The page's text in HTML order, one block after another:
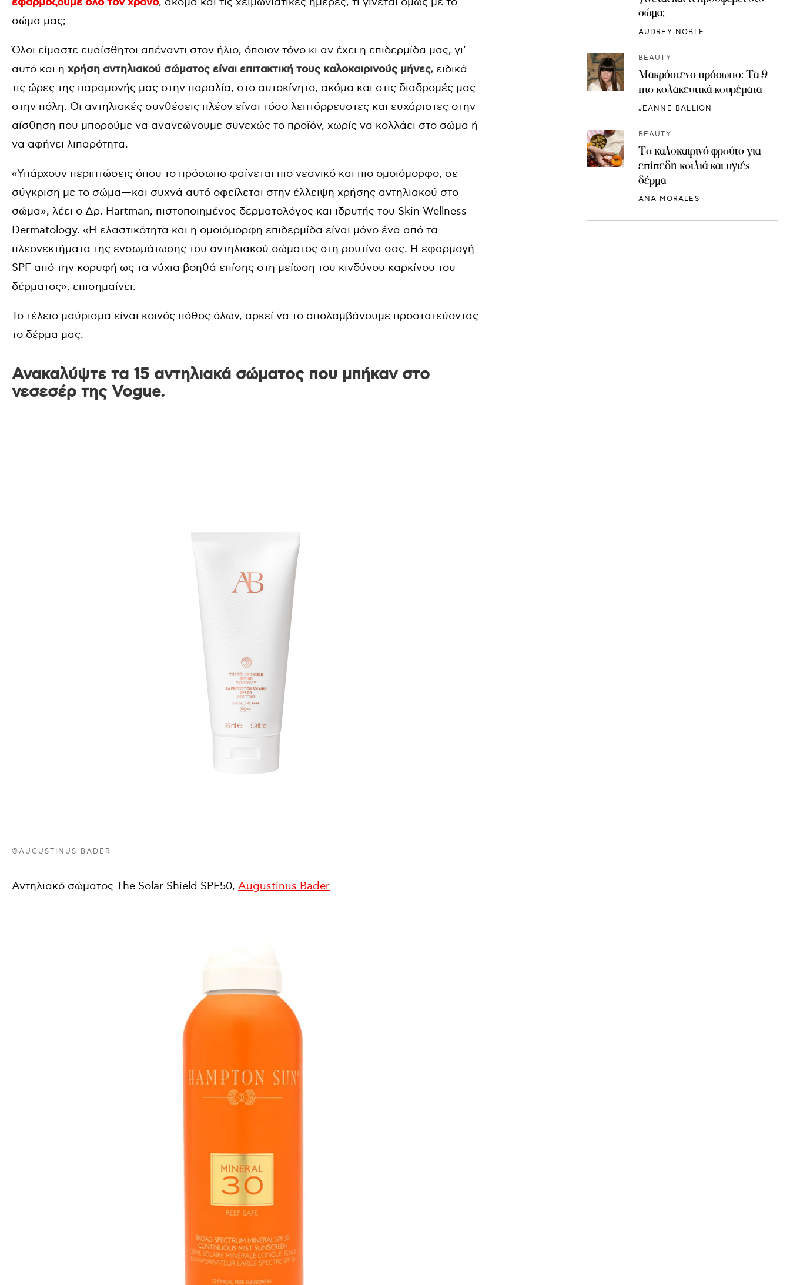
σώμα μας;
Όλοι είμαστε ευαίσθητοι απέναντι στον ήλιο, όποιον τόνο κι αν έχει η επιδερμίδα μας, γι’
αυτό και η χρήση αντηλιακού σώματος είναι επιτακτική τους καλοκαιρινούς μήνες, ειδικά
τις ώρες της παραμονής μας στην παραλία, στο αυτοκίνητο, ακόμα και στις διαδρομές μας
στην πόλη. Οι αντηλιακές συνθέσεις πλέον είναι τόσο λεπτόρρευστες και ευχάριστες στην
αίσθηση που μπορούμε να ανανεώνουμε συνεχώς το προϊόν, χωρίς να κολλάει στο σώμα ή
να αφήνει λιπαρότητα.
«Υπάρχουν περιπτώσεις όπου το πρόσωπο φαίνεται πιο νεανικό και πιο ομοιόμορφο, σε
σύγκριση με το σώμα—και συχνά αυτό οφείλεται στην έλλειψη χρήσης αντηλιακού στο
σώμα», λέει o Δρ. Hartman, πιστοποιημένος δερματολόγος και ιδρυτής του Skin Wellness
Dermatology. «H ελαστικότητα και η ομοιόμορφη επιδερμίδα είναι μόνο ένα από τα
πλεονεκτήματα της ενσωμάτωσης του αντηλιακού σώματος στη ρουτίνα σας. Η εφαρμογή
SPF από την κορυφή ως τα νύχια βοηθά επίσης στη μείωση του κινδύνου καρκίνου του
δέρματος», επισημαίνει.
Το τέλειο μαύρισμα είναι κοινός πόθος όλων, αρκεί να το απολαμβάνουμε προστατεύοντας
το δέρμα μας.
Ανακαλύψτε τα 15 αντηλιακά σώματος που μπήκαν στο
νεσεσέρ της Vogue.
©AUGUSTINUS BADER
Αντηλιακό σώματος The Solar Shield SPF50, Augustinus Bader
σώμα;
AUDREY NOBLE
BEAUTY
Μακρόστενο πρόσωπο: Τα 9
πιο κολακευτικά κουρέματα
JEANNE BALLION
BEAUTY
Το καλοκαιρινό φρούτο για
επίπεδη κοιλιά και υγιές
δέρμα
ANA MORALES